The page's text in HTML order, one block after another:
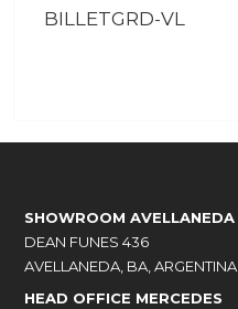
BILLETGRD-VL
SHOWROOM AVELLANEDA
DEAN FUNES 436
AVELLANEDA, BA, ARGENTINA
HEAD OFFICE MERCEDES